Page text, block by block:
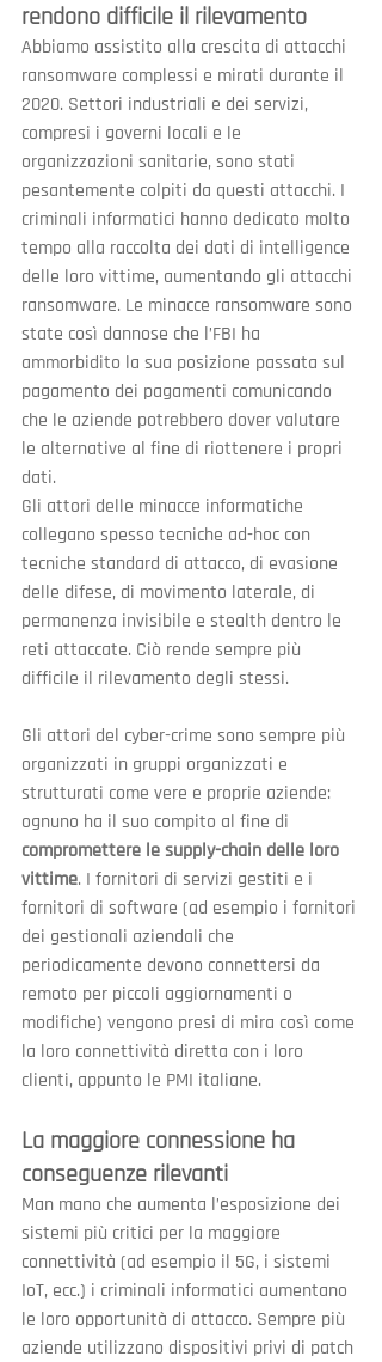
rendono difficile il rilevamento
Abbiamo assistito alla crescita di attacchi
ransomware complessi e mirati durante il
2020. Settori industriali e dei servizi,
compresi i governi locali e le
organizzazioni sanitarie, sono stati
pesantemente colpiti da questi attacchi. I
criminali informatici hanno dedicato molto
tempo alla raccolta dei dati di intelligence
delle loro vittime, aumentando gli attacchi
ransomware. Le minacce ransomware sono
state così dannose che l’FBI ha
ammorbidito la sua posizione passata sul
pagamento dei pagamenti comunicando
che le aziende potrebbero dover valutare
le alternative al fine di riottenere i propri
dati.
Gli attori delle minacce informatiche
collegano spesso tecniche ad-hoc con
tecniche standard di attacco, di evasione
delle difese, di movimento laterale, di
permanenza invisibile e stealth dentro le
reti attaccate. Ciò rende sempre più
difficile il rilevamento degli stessi.
Gli attori del cyber-crime sono sempre più
organizzati in gruppi organizzati e
strutturati come vere e proprie aziende:
ognuno ha il suo compito al fine di
compromettere le supply-chain delle loro
vittime. I fornitori di servizi gestiti e i
fornitori di software (ad esempio i fornitori
dei gestionali aziendali che
periodicamente devono connettersi da
remoto per piccoli aggiornamenti o
modifiche) vengono presi di mira così come
la loro connettività diretta con i loro
clienti, appunto le PMI italiane.
La maggiore connessione ha
conseguenze rilevanti
Man mano che aumenta l’esposizione dei
sistemi più critici per la maggiore
connettività (ad esempio il 5G, i sistemi
IoT, ecc.) i criminali informatici aumentano
le loro opportunità di attacco. Sempre più
aziende utilizzano dispositivi privi di patch